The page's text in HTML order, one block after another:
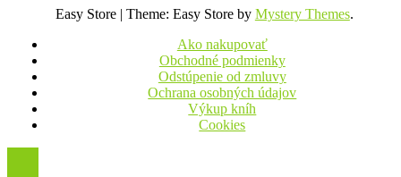
Easy Store | Theme: Easy Store by Mystery Themes.
Ako nakupovať
Obchodné podmienky
Odstúpenie od zmluvy
Ochrana osobných údajov
Výkup kníh
Cookies